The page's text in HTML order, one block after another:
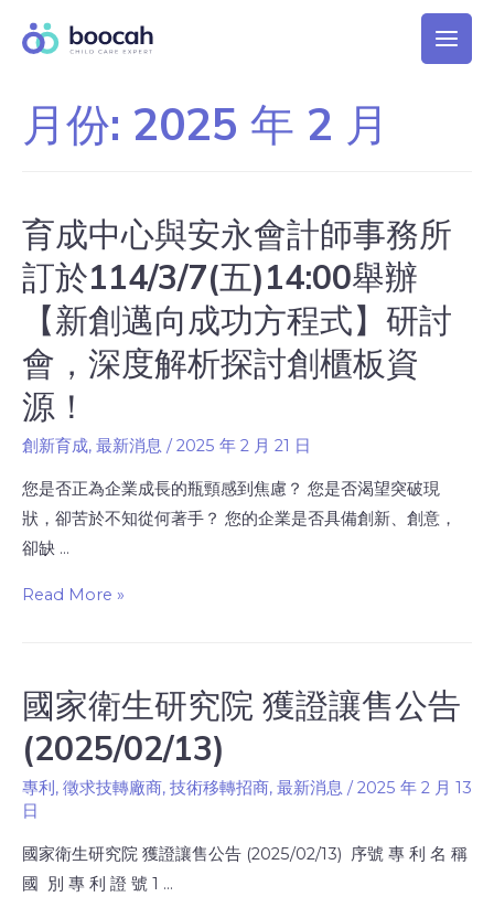
月份: 2025 年 2 月
育成中心與安永會計師事務所
訂於114/3/7(五)14:00舉辦
【新創邁向成功方程式】研討
會，深度解析探討創櫃板資
源！
創新育成, 最新消息 /2025 年 2 月 21 日
您是否正為企業成長的瓶頸感到焦慮？ 您是否渴望突破現
狀，卻苦於不知從何著手？ 您的企業是否具備創新、創意，
卻缺 …
Read More »
國家衛生研究院 獲證讓售公告
(2025/02/13)
專利 , 徵求技轉廠商, 技術移轉招商, 最新消息 /2025 年 2 月 13
日
國家衛生研究院 獲證讓售公告 (2025/02/13) 序號 專 利 名 稱
國 別 專 利 證 號 1 …